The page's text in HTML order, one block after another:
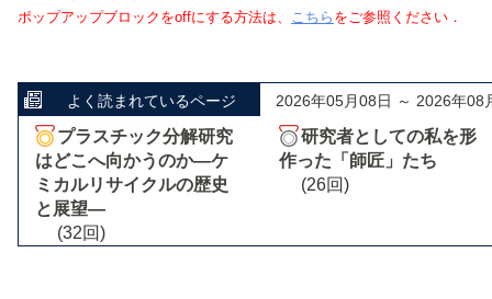
ポップアップブロックをoffにする方法は、 こちら をご参照ください．
よく読まれているページ 2026年05月08日 ～ 2026年08
プラスチック分解研究
はどこへ向かうのか―ケ
ミカルリサイクルの歴史
と展望―
(32回)
研究者としての私を形
作った「師匠」たち
(26回)